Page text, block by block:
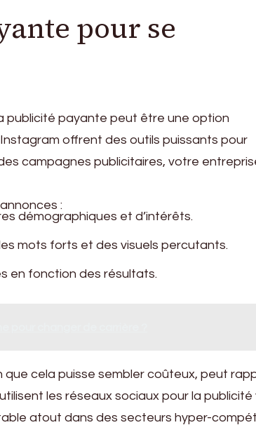
pour se
publicité payante peut être une option
offrent des outils puissants pour
campagnes publicitaires, votre
:
démographiques et d’intérêts.
mots forts et des visuels percutants.
en fonction des résultats.
que cela puisse sembler coûteux, peut
les réseaux sociaux pour la
atout dans des secteurs hyper-